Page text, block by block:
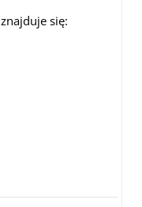
znajduje się: